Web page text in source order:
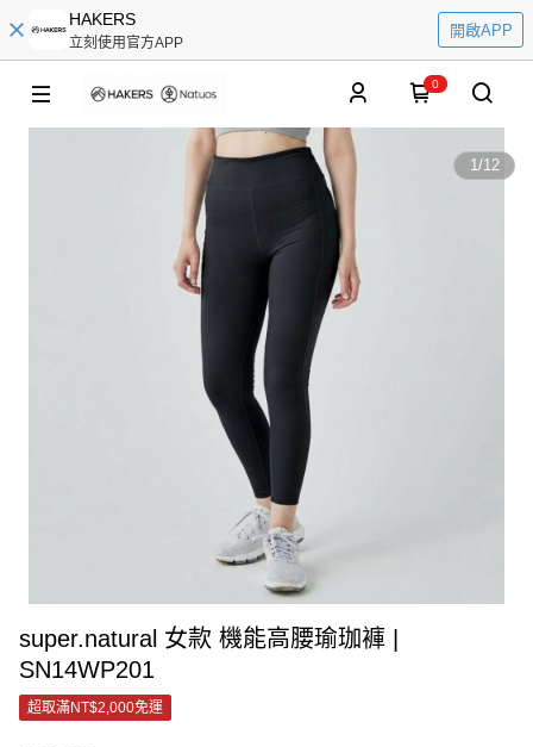
HAKERS
立刻使用官方APP
開啟APP
0
1/12
super.natural 女款 機能高腰瑜珈褲 |
SN14WP201
超取滿NT$2,000免運